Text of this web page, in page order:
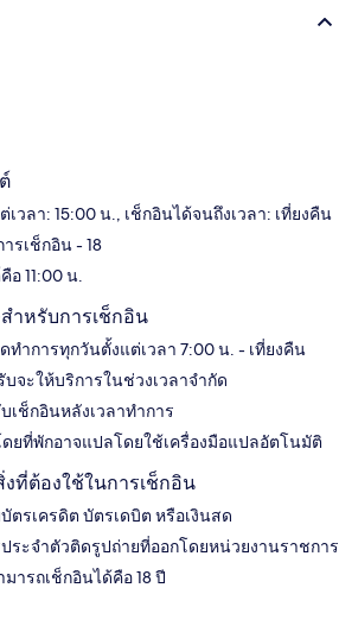
เวลา: 15:00 น., เช็กอินได้จนถึงเวลา: เที่ยงคืน
รเช็กอิน - 18
อ 11:00 น.
ำหรับการเช็กอิน
ทำการทุกวันตั้งแต่เวลา 7:00 น. - เที่ยงคืน
จะให้บริการในช่วงเวลาจำกัด
เช็กอินหลังเวลาทำการ
ยที่พักอาจแปลโดยใช้เครื่องมือแปลอัตโนมัติ
ที่ต้องใช้ในการเช็กอิน
ตรเครดิต บัตรเดบิต หรือเงินสด
ระจำตัวติดรูปถ่ายที่ออกโดยหน่วยงานราชการ
ารถเช็กอินได้คือ 18 ปี